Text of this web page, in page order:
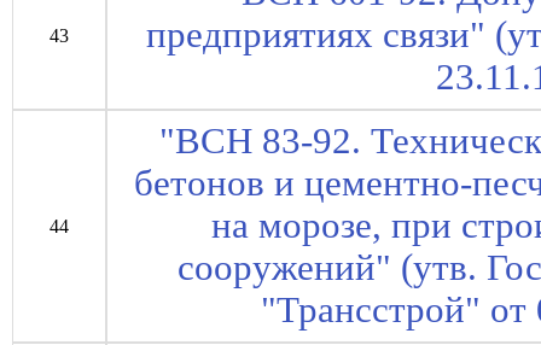
43
предприятиях связи"
44
"ВСН 83-92.
бетонов и цементно-
на морозе, при
сооружений" (утв.
"Трансстрой"